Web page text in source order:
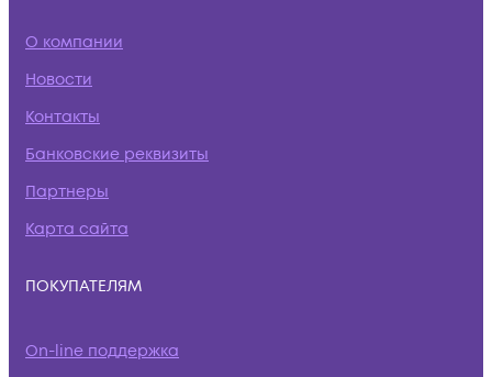
О компании
Новости
Контакты
Банковские реквизиты
Партнеры
Карта сайта
ПОКУПАТЕЛЯМ
On-line поддержка